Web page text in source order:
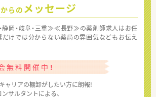
からの メッセージ
静岡・岐阜・三重≫≪長野≫の薬剤師求人はお任
だけでは分からない薬局の雰囲気などもお伝え
無料開催中！
ャリアの棚卸がしたい方に朗報!
サルタントによる、